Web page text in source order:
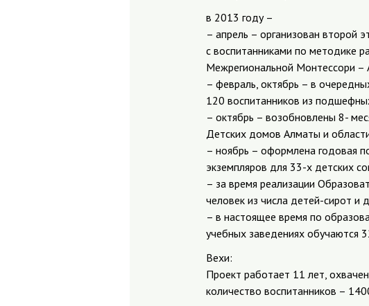
в 2013 году –
– апрель – организован второй
с воспитанниками по методике
Межрегиональной Монтессори –
– февраль, октябрь – в
120 воспитанников из
– октябрь – возобновлены 8-
Детских домов Алматы и
– ноябрь – оформлена годовая
экземпляров для 33-х детских
– за время реализации
человек из числа детей-сирот и
– в настоящее время по
учебных заведениях обучаются
Вехи:
Проект работает 11 лет,
количество воспитанников –